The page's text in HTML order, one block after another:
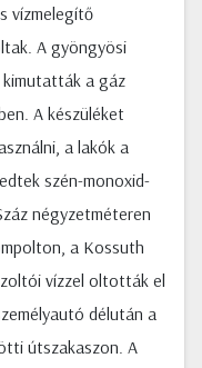
vízmelegítő
A gyöngyösi
a gáz
A készüléket
a lakók a
szén-monoxid-
négyzetméteren
a Kossuth
vízzel oltották el
délután a
útszakaszon. A